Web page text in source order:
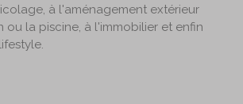
à l'aménagement extérieur
ou la piscine, à l'immobilier et enfin